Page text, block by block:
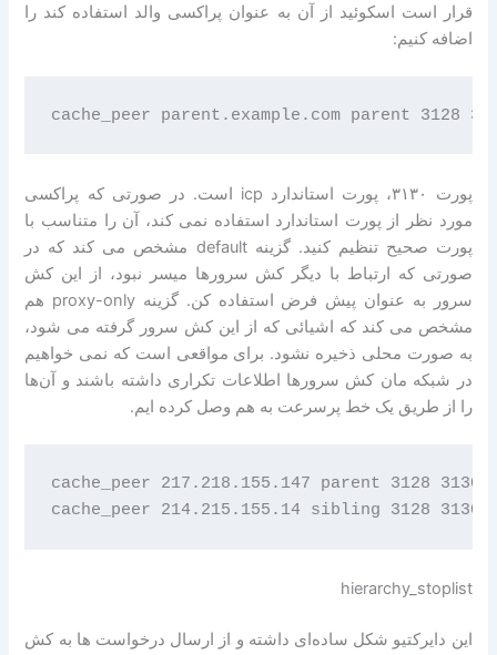
قرار است اسکوئید از آن به عنوان پراکسی والد استفاده کند را
اضافه کنیم:
پورت ۳۱۳۰، پورت استاندارد icp است. در صورتی که پراکسی
مورد نظر از پورت استاندارد استفاده نمی کند، آن را متناسب با
پورت صحیح تنظیم کنید. گزینه default مشخص می کند که در
صورتی که ارتباط با دیگر کش سرورها میسر نبود، از این کش
سرور به عنوان پیش فرض استفاده کن. گزینه proxy-only هم
مشخص می کند که اشیائی که از این کش سرور گرفته می شود،
به صورت محلی ذخیره نشود. برای مواقعی است که نمی خواهیم
در شبکه مان کش سرورها اطلاعات تکراری داشته باشند و آن‌ها
را از طریق یک خط پرسرعت به هم وصل کرده ایم.
cache_peer 217.218.155.147 parent 3128 3130
hierarchy_stoplist
این دایرکتیو شکل ساده‌ای داشته و از ارسال درخواست ها به کش